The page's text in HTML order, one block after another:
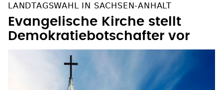
LANDTAGSWAHL IN SACHSEN-ANHALT
Evangelische Kirche stellt
Demokratiebotschafter vor